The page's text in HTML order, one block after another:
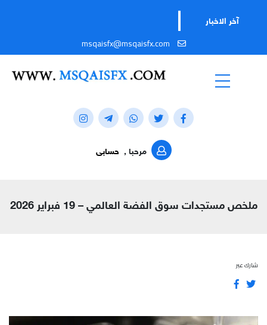
آخر الاخبار
msqaisfx@msqaisfx.com
مرحبا , حسابى
ملخص مستجدات سوق الفضة العالمي – 19 فبراير 2026
شارك عبر